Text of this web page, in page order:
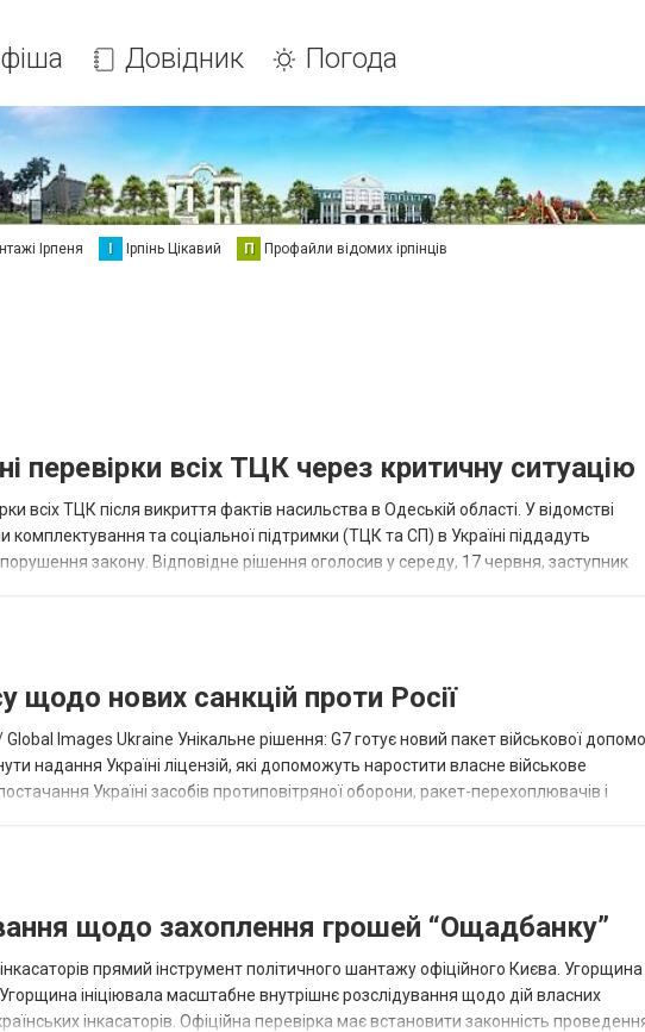
Довідник Погода
Ірпеня І Ірпінь Цікавий П Профайли відомих ірпінців
перевірки всіх ТЦК через критичну ситуацію
всіх ТЦК після викриття фактів насильства в Одеській області. У відомстві
та соціальної підтримки (ТЦК та СП) в Україні піддадуть
закону. Відповідне рішення оголосив у середу, 17 червня, заступник
щодо нових санкцій проти Росії
Images Ukraine Унікальне рішення: G7 готує новий пакет військової
надання Україні ліцензій, які допоможуть наростити власне військове
Україні засобів протиповітряної оборони, ракет-перехоплювачів і
щодо захоплення грошей “Ощадбанку”
прямий інструмент політичного шантажу офіційного Києва. Угорщина
ініціювала масштабне внутрішнє розслідування щодо дій власних
інкасаторів. Офіційна перевірка має встановити законність